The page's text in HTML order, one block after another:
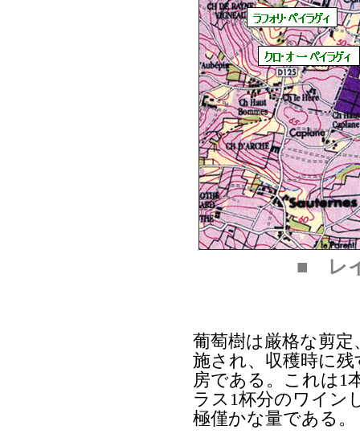
■ レ
葡萄樹は厳格な剪
施され、収穫時に
房である。これは1
ラス1杯分のワイン
極僅かな量である。